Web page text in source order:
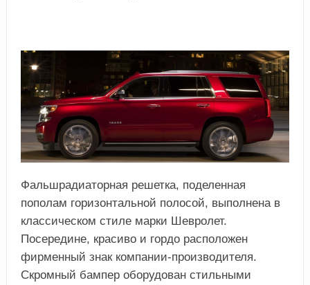
Фальшрадиаторная решетка, поделенная
пополам горизонтальной полосой, выполнена в
классическом стиле марки Шевролет.
Посередине, красиво и гордо расположен
фирменный знак компании-производителя.
Скромный бампер оборудован стильными